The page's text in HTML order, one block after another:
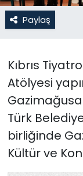
Paylaş
Kıbrıs
Atölyesi
Türk
birliğinde
Kültür ve
Kültür
Moda
Nöbetçi
Otomobil
Politika